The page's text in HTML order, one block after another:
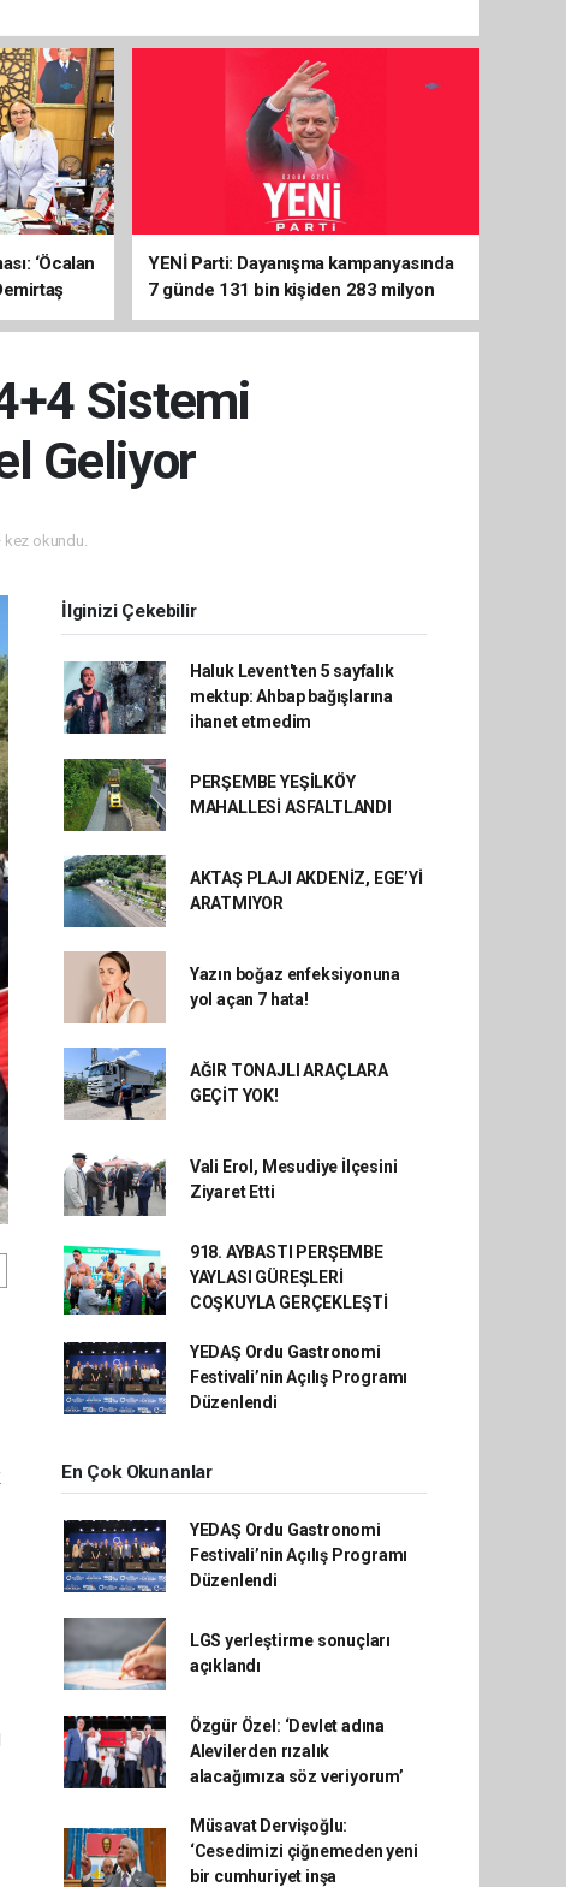
‘Öcalan
YENİ Parti: Dayanışma kampanyasında
7 günde 131 bin kişiden 283 milyon
liralık destek
Sistemi
Geliyor
kez okundu.
İlginizi Çekebilir
Haluk Levent'ten 5 sayfalık
mektup: Ahbap bağışlarına
ihanet etmedim
PERŞEMBE YEŞİLKÖY
MAHALLESİ ASFALTLANDI
AKTAŞ PLAJI AKDENİZ, EGE’Yİ
ARATMIYOR
Yazın boğaz enfeksiyonuna
yol açan 7 hata!
AĞIR TONAJLI ARAÇLARA
GEÇİT YOK!
Vali Erol, Mesudiye İlçesini
Ziyaret Etti
918. AYBASTI PERŞEMBE
YAYLASI GÜREŞLERİ
COŞKUYLA GERÇEKLEŞTİ
YEDAŞ Ordu Gastronomi
Festivali’nin Açılış Programı
Düzenlendi
En Çok Okunanlar
YEDAŞ Ordu Gastronomi
Festivali’nin Açılış Programı
Düzenlendi
LGS yerleştirme sonuçları
açıklandı
Özgür Özel: ‘Devlet adına
Alevilerden rızalık
alacağımıza söz veriyorum’
Müsavat Dervişoğlu:
‘Cesedimizi çiğnemeden yeni
bir cumhuriyet inşa